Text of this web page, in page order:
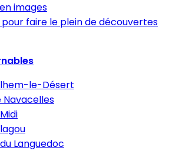
images
pour faire le plein de découvertes
le-Désert
Navacelles
Languedoc